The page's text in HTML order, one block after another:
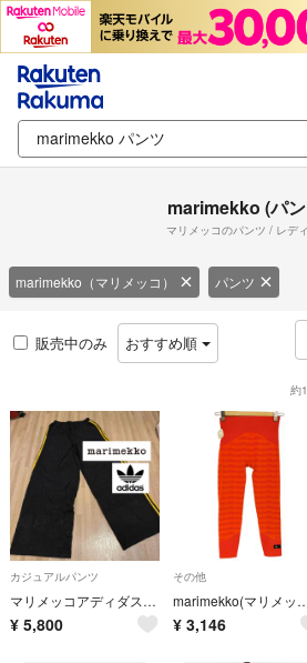
marimekko (パ
マリメッコのパンツ / レデ
marimekko（マリメッコ） パンツ
販売中のみ おすすめ順
約
カジュアルパンツ
マリメッコアディダスコラボ トラックパンツ
¥ 5,800
その他
marimekko(マリメッコ) コラボ エア
¥ 3,146